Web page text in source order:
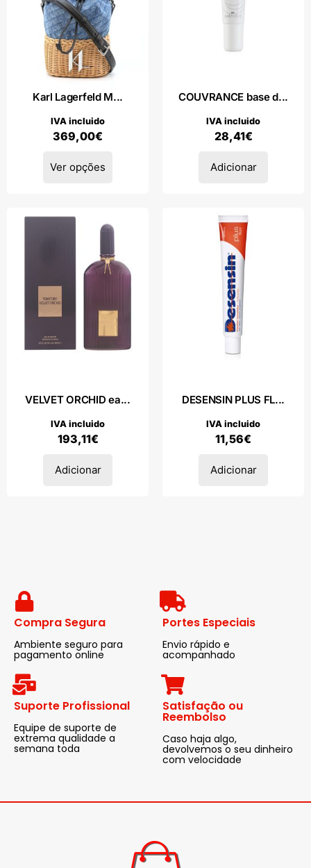
Karl Lagerfeld M...
369,00€
IVA incluido
Ver opções
COUVRANCE base d...
28,41€
IVA incluido
Adicionar
VELVET ORCHID ea...
193,11€
IVA incluido
Adicionar
DESENSIN PLUS FL...
11,56€
IVA incluido
Adicionar
Compra Segura
Ambiente seguro para
pagamento online
Portes Especiais
Envio rápido e
acompanhado
Suporte Profissional
Equipe de suporte de
extrema qualidade a
semana toda
Satisfação ou
Reembolso
Caso haja algo,
devolvemos o seu dinheiro
com velocidade